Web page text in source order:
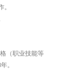
（职业技能等
。